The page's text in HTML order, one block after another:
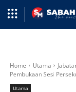
Home Utama
Pembukaan Sesi
Utama